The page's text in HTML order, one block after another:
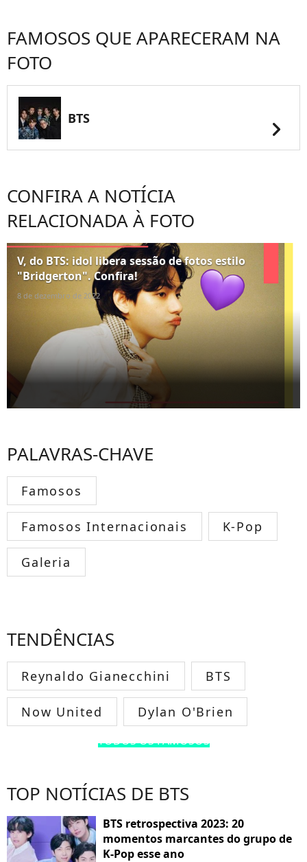
FAMOSOS QUE APARECERAM NA
FOTO
BTS chevron_right
CONFIRA A NOTÍCIA
RELACIONADA À FOTO
V, do BTS: idol libera sessão de fotos estilo
"Bridgerton". Confira!
8 de dezembro de 2022
PALAVRAS-CHAVE
Famosos
Famosos Internacionais K-Pop
Galeria
TENDÊNCIAS
Reynaldo Gianecchini BTS
Now United Dylan O'Brien
TODOS OS FAMOSOS
TOP NOTÍCIAS DE BTS
BTS retrospectiva 2023: 20
momentos marcantes do grupo de
K-Pop esse ano